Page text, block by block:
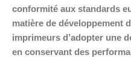
conformité aux standards
matière de développement
imprimeurs d’adopter une
en conservant des